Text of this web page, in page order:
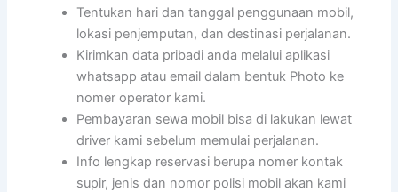
Tentukan hari dan tanggal penggunaan mobil,
lokasi penjemputan, dan destinasi perjalanan.
Kirimkan data pribadi anda melalui aplikasi
whatsapp atau email dalam bentuk Photo ke
nomer operator kami.
Pembayaran sewa mobil bisa di lakukan lewat
driver kami sebelum memulai perjalanan.
Info lengkap reservasi berupa nomer kontak
supir, jenis dan nomor polisi mobil akan kami